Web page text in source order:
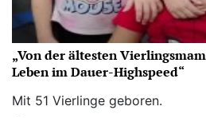
„Von der ältesten
Leben im Dauer-Highspeed“
Mit 51 Vierlinge geboren.